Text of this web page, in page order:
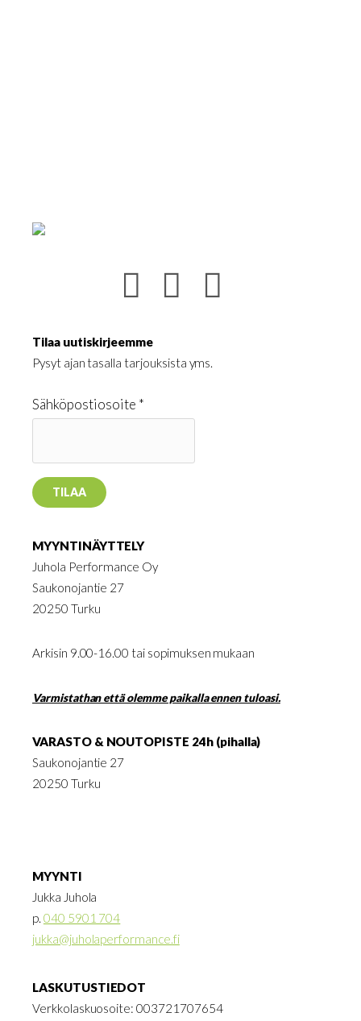
Tilaa uutiskirjeemme
Pysyt ajan tasalla tarjouksista yms.
Sähköpostiosoite *
MYYNTINÄYTTELY
Juhola Performance Oy
Saukonojantie 27
20250 Turku
Arkisin 9.00-16.00 tai sopimuksen mukaan
Varmistathan että olemme paikalla ennen tuloasi.
VARASTO & NOUTOPISTE 24h (pihalla)
Saukonojantie 27
20250 Turku
MYYNTI
Jukka Juhola
p. 040 5901 704
jukka@juholaperformance.fi
LASKUTUSTIEDOT
Verkkolaskuosoite: 003721707654